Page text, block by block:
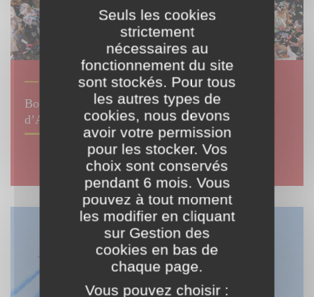
Seuls les cookies
strictement
nécessaires au
fonctionnement du site
sont stockés. Pour tous
les autres types de
cookies, nous devons
avoir votre permission
pour les stocker. Vos
choix sont conservés
pendant 6 mois. Vous
pouvez à tout moment
les modifier en cliquant
sur Gestion des
cookies en bas de
chaque page.
Vous pouvez choisir :
ENSEIGNEMENT
Bourse au mérite : les bacheliers de l’académie
d’Aix-Marseille récompensés